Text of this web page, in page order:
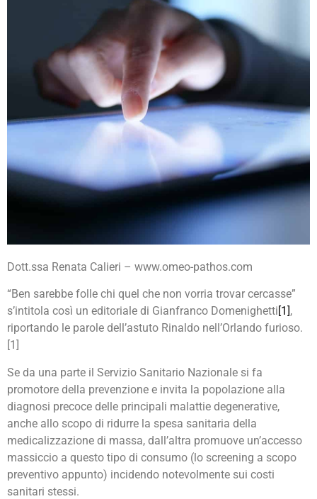
La folle corsa
agli screening
inutili
Dott.ssa Renata Calieri – www.omeo-pathos.com
“Ben sarebbe folle chi quel che non vorria trovar cercasse”
s’intitola così un editoriale di Gianfranco Domenighetti [1],
riportando le parole dell’astuto Rinaldo nell’Orlando furioso.
[1]
Se da una parte il Servizio Sanitario Nazionale si fa
promotore della prevenzione e invita la popolazione alla
diagnosi precoce delle principali malattie degenerative,
anche allo scopo di ridurre la spesa sanitaria della
medicalizzazione di massa, dall’altra promuove un’accesso
massiccio a questo tipo di consumo (lo screening a scopo
preventivo appunto) incidendo notevolmente sui costi
sanitari stessi.